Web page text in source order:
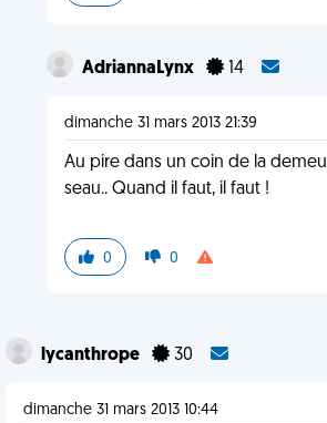
AdriannaLynx 14
dimanche 31 mars 2013 21:39
Au pire dans un coin de la
seau.. Quand il faut, il faut !
0 0
lycanthrope 30
dimanche 31 mars 2013 10:44